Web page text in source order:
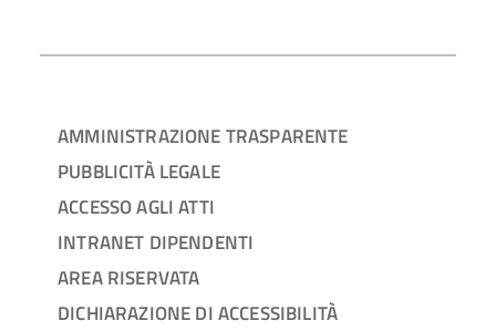
AMMINISTRAZIONE TRASPARENTE
PUBBLICITÀ LEGALE
ACCESSO AGLI ATTI
INTRANET DIPENDENTI
AREA RISERVATA
DICHIARAZIONE DI ACCESSIBILITÀ